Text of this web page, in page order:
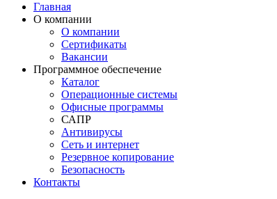
Главная
О компании
О компании
Сертификаты
Вакансии
Программное обеспечение
Каталог
Операционные системы
Офисные программы
САПР
Антивирусы
Сеть и интернет
Резервное копирование
Безопасность
Контакты